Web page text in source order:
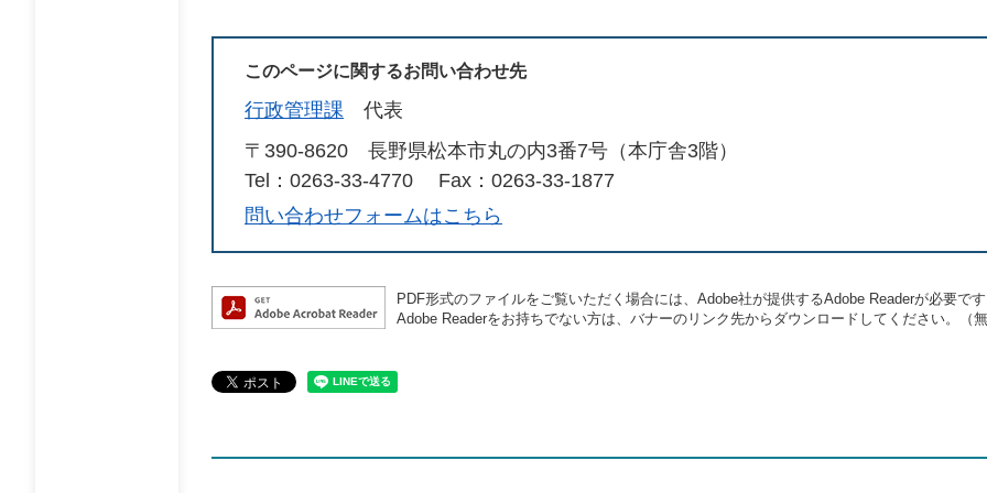
このページに関するお問い合わせ先
行政管理課
代表
〒390-8620
長野県松本市丸の内3番7号（本庁舎3階）
Tel：0263-33-4770
Fax：0263-33-1877
問い合わせフォームはこちら
PDF形式のファイルをご覧いただく場合には、Adobe社が提供するAdobe Readerが必要です
Adobe Readerをお持ちでない方は、バナーのリンク先からダウンロードしてください。（無